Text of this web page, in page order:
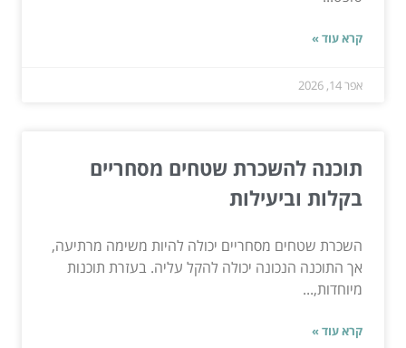
קרא עוד »
אפר 14, 2026
תוכנה להשכרת שטחים מסחריים
בקלות וביעילות
השכרת שטחים מסחריים יכולה להיות משימה מרתיעה,
אך התוכנה הנכונה יכולה להקל עליה. בעזרת תוכנות
מיוחדות,...
קרא עוד »